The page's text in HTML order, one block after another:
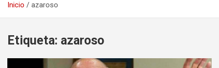
Inicio azaroso
Etiqueta: azaroso